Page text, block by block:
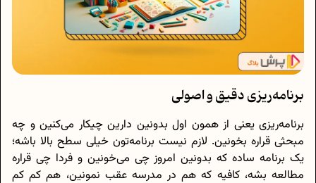
برنامه‌ریزی دقیق و اصولی
برنامه‌ریزی یعنی از همون اول بدونین دارین چیکار می‌کنین و چه
مبحثی قراره بخونین. لازم نیست برنامه‌تون خیلی سطح بالا باشه؛
یک برنامه‌ ساده که بدونین امروز چی می‌خونین و فردا چی قراره
مطالعه بشه، کافیه که هم در مدرسه عقب نمونین، هم کم‌ کم